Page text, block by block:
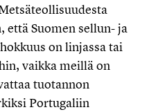
että Suomen sellun- ja
on linjassa tai
vaikka meillä on
tuotannon
Portugaliin